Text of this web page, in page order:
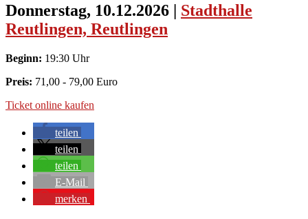
Donnerstag, 10.12.2026 | Stadthalle
Reutlingen, Reutlingen
Beginn: 19:30 Uhr
Preis: 71,00 - 79,00 Euro
Ticket online kaufen
teilen
teilen
teilen
E-Mail
merken